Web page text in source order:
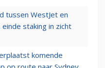
tussen WestJet en
staking in zicht
komende